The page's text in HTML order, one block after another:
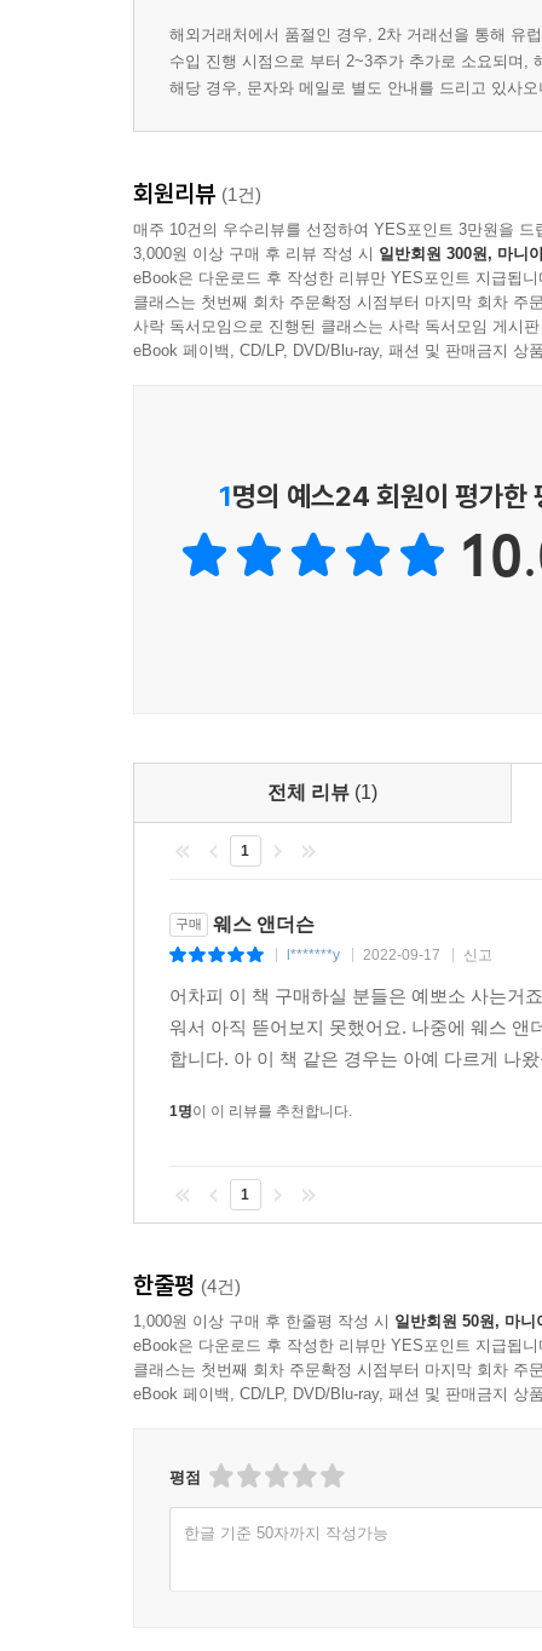
해외거래처에서 품절인 경우, 2차 거래선을 통해 유
수입 진행 시점으로 부터 2~3주가 추가로 소요되며,
해당 경우, 문자와 메일로 별도 안내를 드리고 있사
회원리뷰 (1건)
매주 10건의 우수리뷰를 선정하여 YES포인트 3만원을 드
3,000원 이상 구매 후 리뷰 작성 시 일반회원 300원, 마니
eBook은 다운로드 후 작성한 리뷰만 YES포인트 지급됩니
클래스는 첫번째 회차 주문확정 시점부터 마지막 회차 주
사락 독서모임으로 진행된 클래스는 사락 독서모임 게시
eBook 페이백, CD/LP, DVD/Blu-ray, 패션 및 판매금지 상
1명의 예스24 회원이 평가한
전체 리뷰 (1)
1
구매 웨스 앤더슨
l*******y 2022-09-17 신고
어차피 이 책 구매하실 분들은 예뽀소 사는거
워서 아직 뜯어보지 못했어요. 나중에 웨스
합니다. 아 이 책 같은 경우는 아예 다르게 나
1명이 이 리뷰를 추천합니다.
1
한줄평 (4건)
1,000원 이상 구매 후 한줄평 작성 시 일반회원 50원, 마니
eBook은 다운로드 후 작성한 리뷰만 YES포인트 지급됩니
클래스는 첫번째 회차 주문확정 시점부터 마지막 회차 주
eBook 페이백, CD/LP, DVD/Blu-ray, 패션 및 판매금지 상
평점
한글 기준 50자까지 작성가능